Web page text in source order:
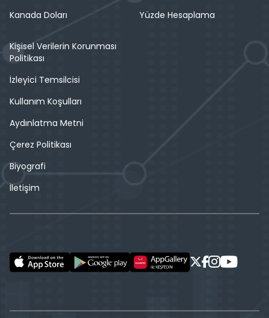
Kanada Doları
Yüzde Hesaplama
Kişisel Verilerin Korunması
Politikası
İzleyici Temsilcisi
Kullanım Koşulları
Aydınlatma Metni
Çerez Politikası
Biyografi
İletişim